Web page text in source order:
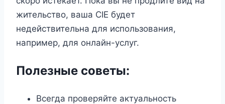
жительство, ваша CIE будет
недействительна для использования,
например, для онлайн-услуг.
Полезные советы:
Всегда проверяйте актуальность